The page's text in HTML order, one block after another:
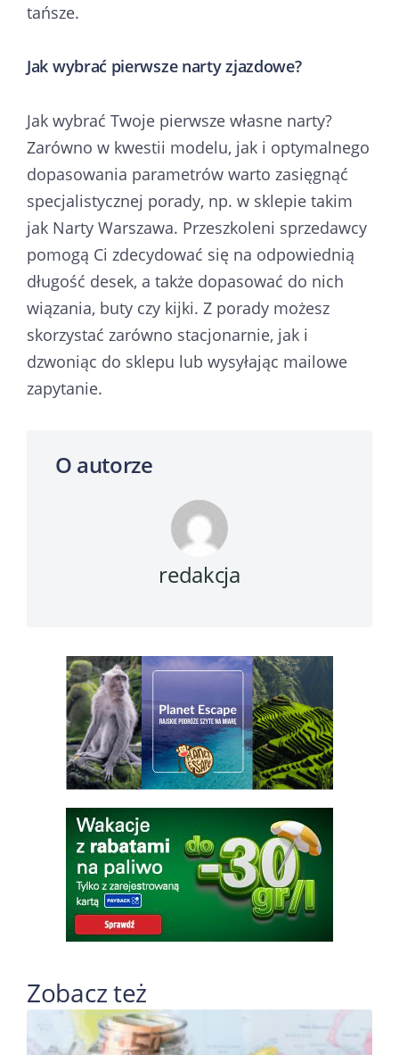
tańsze.
Jak wybrać pierwsze narty zjazdowe?
Jak wybrać Twoje pierwsze własne narty?
Zarówno w kwestii modelu, jak i optymalnego
dopasowania parametrów warto zasięgnąć
specjalistycznej porady, np. w sklepie takim
jak Narty Warszawa. Przeszkoleni sprzedawcy
pomogą Ci zdecydować się na odpowiednią
długość desek, a także dopasować do nich
wiązania, buty czy kijki. Z porady możesz
skorzystać zarówno stacjonarnie, jak i
dzwoniąc do sklepu lub wysyłając mailowe
zapytanie.
O autorze
redakcja
Zobacz też